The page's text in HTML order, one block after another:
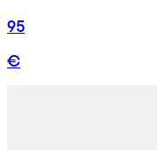
95
€